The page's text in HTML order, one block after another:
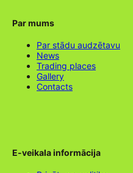
Par mums
Par stādu audzētavu
News
Trading places
Gallery
Contacts
E-veikala informācija